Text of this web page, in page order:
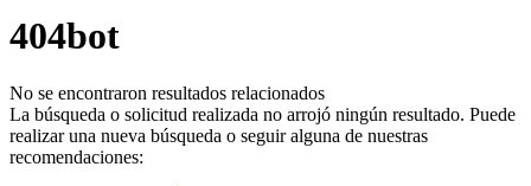
404bot
No se encontraron resultados relacionados
La búsqueda o solicitud realizada no arrojó ningún resultado. Puede
realizar una nueva búsqueda o seguir alguna de nuestras
recomendaciones: